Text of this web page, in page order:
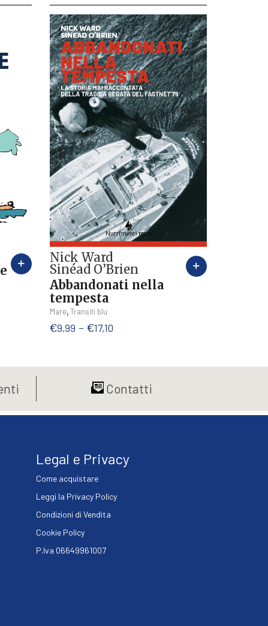
Nick Ward
Sinéad O’Brien
Abbandonati nella
tempesta
Mare,Transiti bluQuesto
prodotto
opzioni
essere
pagina
€9,99 - €17,10Fascia
da
a
Contatti
Legal e Privacy
Come acquistare
Leggi la Privacy Policy
Condizioni di Vendita
Cookie Policy
P.Iva 06649961007